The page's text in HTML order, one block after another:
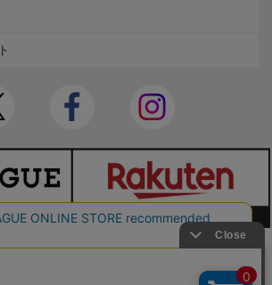
る文章・画像等の無断での複製・転載を禁止します。
FOOTBALL LEAGUE Rakuten Group, Inc. ALL RIGHTS RE